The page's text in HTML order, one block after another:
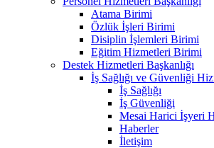
Atama Birimi
Özlük İşleri Birimi
Disiplin İşlemleri Birimi
Eğitim Hizmetleri Birimi
Destek Hizmetleri Başkanlığı
İş Sağlığı ve Güvenliği
İş Sağlığı
İş Güvenliği
Mesai Harici İşyeri
Haberler
İletişim